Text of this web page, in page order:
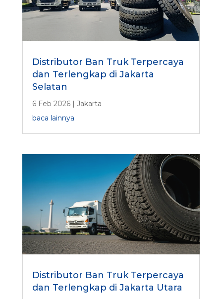
Distributor Ban Truk Terpercaya
dan Terlengkap di Jakarta
Selatan
6 Feb 2026| Jakarta
baca lainnya
Distributor Ban Truk Terpercaya
dan Terlengkap di Jakarta Utara